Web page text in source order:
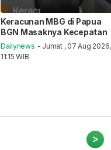
Keracunan MBG di Papua
BGN Masaknya Kecepatan
Dailynews - Jumat , 07 Aug 2026,
11:15 WIB
>